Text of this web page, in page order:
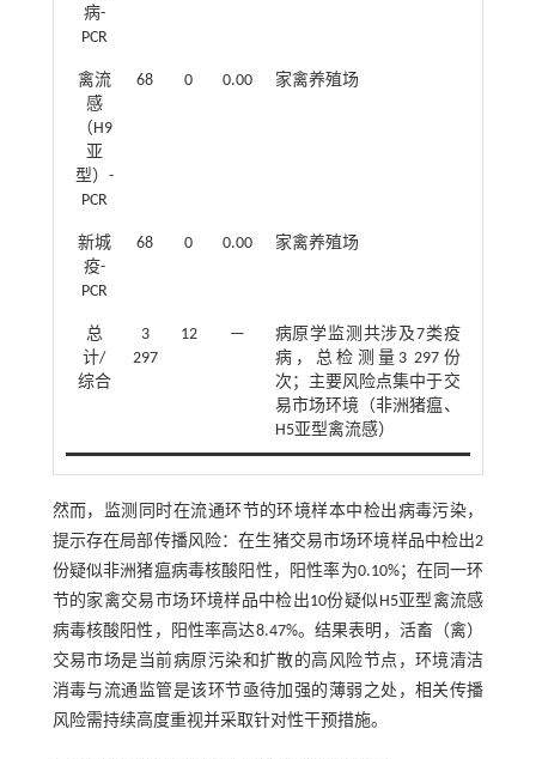
病-
PCR
禽流
感
（H9
亚
型）-
PCR
68 0 0.00 家禽养殖场
新城
疫-
PCR
68 0 0.00 家禽养殖场
总
计/
综合
3
297
12 —
病原学监测共涉及7类疫
病，总检测量3 297份
次；主要风险点集中于交
易市场环境（非洲猪瘟、
H5亚型禽流感）
然而，监测同时在流通环节的环境样本中检出病毒污染，
提示存在局部传播风险：在生猪交易市场环境样品中检出2
份疑似非洲猪瘟病毒核酸阳性，阳性率为0.10%；在同一环
节的家禽交易市场环境样品中检出10份疑似H5亚型禽流感
病毒核酸阳性，阳性率高达8.47%。结果表明，活畜（禽）
交易市场是当前病原污染和扩散的高风险节点，环境清洁
消毒与流通监管是该环节亟待加强的薄弱之处，相关传播
风险需持续高度重视并采取针对性干预措施。